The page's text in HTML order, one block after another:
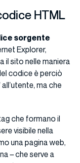
HTML
sorgente
Explorer,
il sito nelle maniera
codice è perciò
ma che
che formano il
visibile nella
una pagina web,
– che serve a